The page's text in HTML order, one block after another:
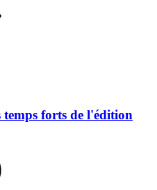
temps forts de l'édition